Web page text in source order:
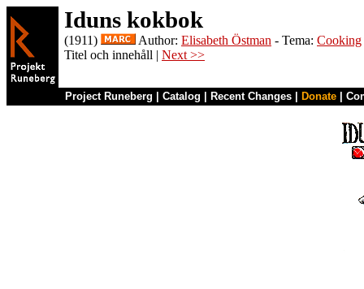
Iduns kokbok
(1911) Author: Elisabeth Östman - Tema: Cooking
Titel och innehåll | Next >>
Project Runeberg Catalog Recent Changes Donate